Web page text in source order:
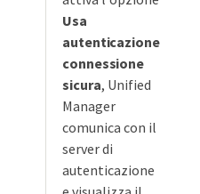
Usa
autenticazione
connessione
sicura, Unified
Manager
comunica con il
server di
autenticazione